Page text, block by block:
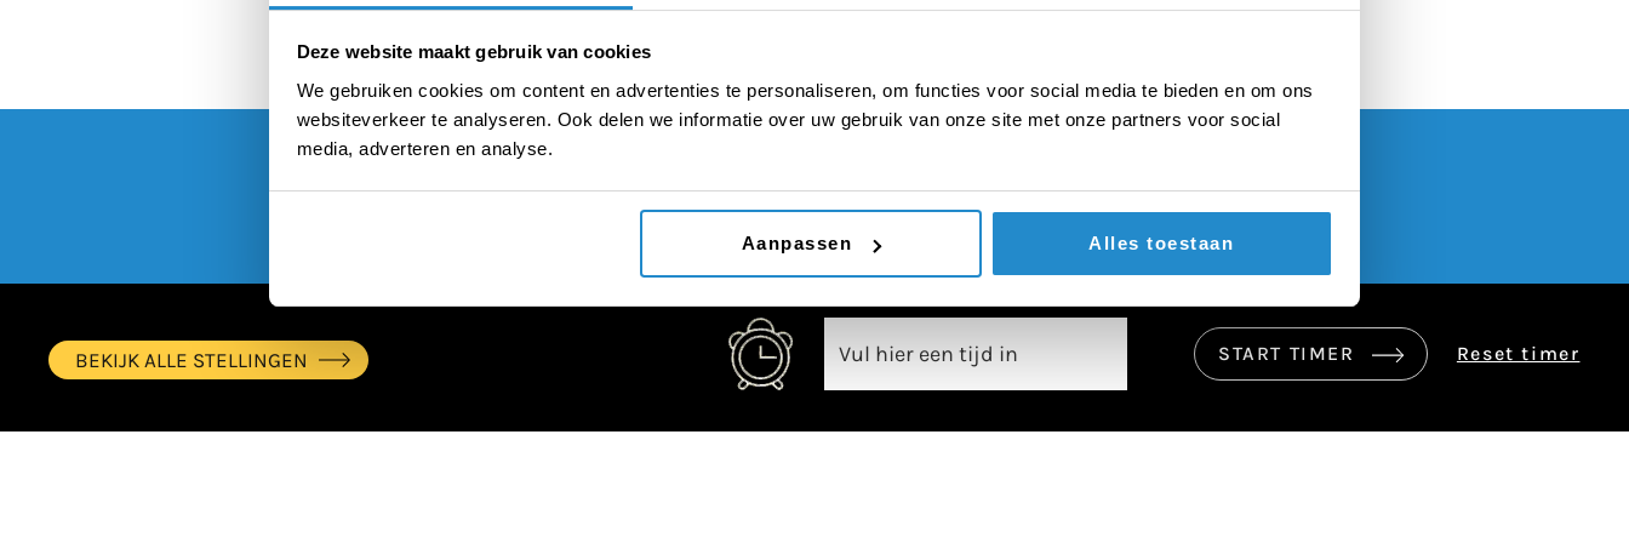
Deze website maakt gebruik van cookies
We gebruiken cookies om content en advertenties te personaliseren, om functies voor social media te bieden en om ons
websiteverkeer te analyseren. Ook delen we informatie over uw gebruik van onze site met onze partners voor social
media, adverteren en analyse.
Aanpassen Alles toestaan
00:00
BEKIJK ALLE STELLINGEN START TIMER Reset timer